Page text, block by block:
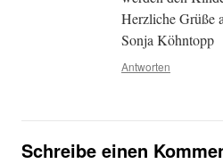
Herzliche Grüße
Sonja Köhntopp
Antworten
Schreibe einen